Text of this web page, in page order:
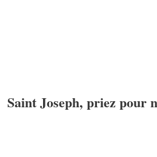
Saint Joseph, priez pour